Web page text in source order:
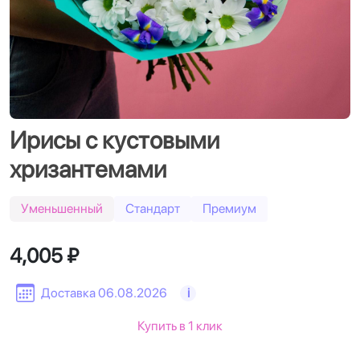
Ирисы с кустовыми
хризантемами
Уменьшенный Стандарт Премиум
Доставка 06.08.2026 i
4,005 ₽
Купить в 1 клик